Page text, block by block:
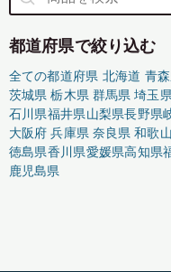
都道府県で絞り込む
全ての都道府県 北海道 青
茨城県 栃木県 群馬県 埼玉県
石川県福井県山梨県長野県
大阪府 兵庫県 奈良県 和歌
徳島県香川県愛媛県高知県
鹿児島県